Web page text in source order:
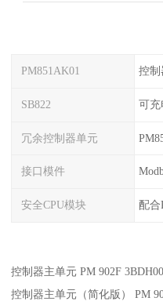
PM851AK01 控制
SB822 可充
冗余控制器单元
接口模件
安全CPU模块 配合
控制器主单元 PM 902F
控制器主单元（简化版） PM